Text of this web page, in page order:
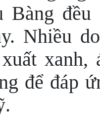
đều
Nhiều
xanh,
để đáp